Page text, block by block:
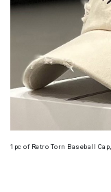
1pc of Retro Torn Baseball